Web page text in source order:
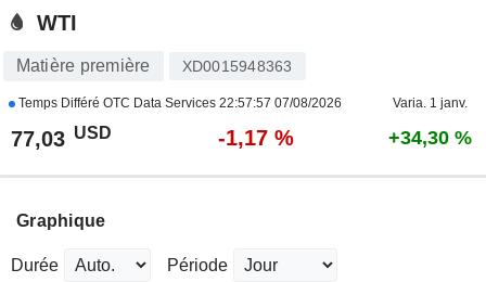
WTI
Matière première XD0015948363
Temps Différé OTC Data Services 22:57:57 07/08/2026 Varia. 1 janv.
77,03 USD -1,17 % +34,30 %
Graphique
Durée Période